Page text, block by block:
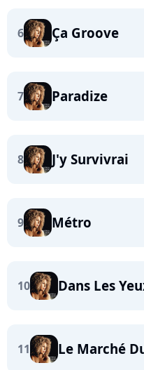
6 Ça Groove
7 Paradize
8 J'y Survivrai
9 Métro
10 Dans Les
11 Le Marché